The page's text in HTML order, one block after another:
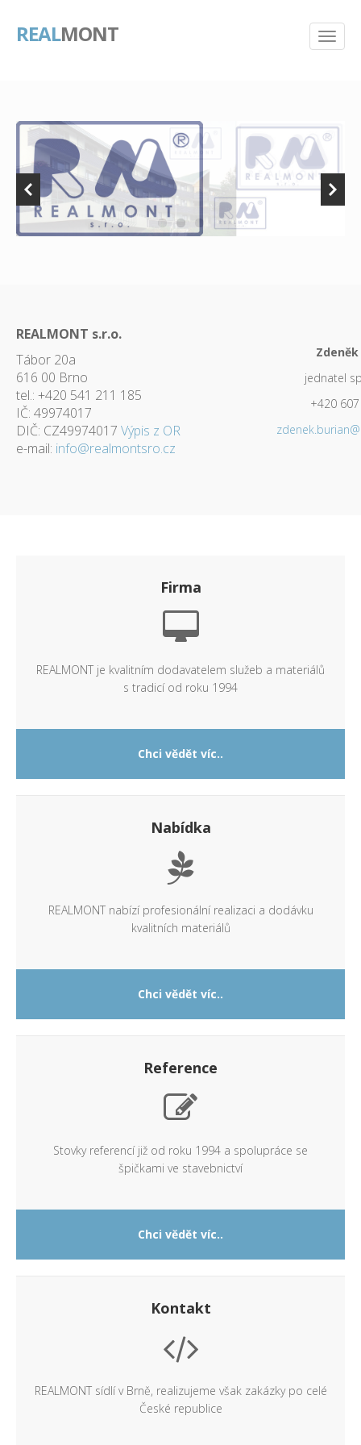
REALMONT
REALMONT s.r.o.
Tábor 20a
616 00 Brno
tel.: +420 541 211 185
IČ: 49974017
DIČ: CZ49974017 Výpis z OR
e-mail: info@realmontsro.cz
jednatel
+420
Firma
REALMONT je kvalitním dodavatelem služeb a materiálů
s tradicí od roku 1994
Chci vědět víc..
Nabídka
REALMONT nabízí profesionální realizaci a dodávku
kvalitních materiálů
Chci vědět víc..
Reference
Stovky referencí již od roku 1994 a spolupráce se
špičkami ve stavebnictví
Chci vědět víc..
Kontakt
REALMONT sídlí v Brně, realizujeme však zakázky po celé
České republice